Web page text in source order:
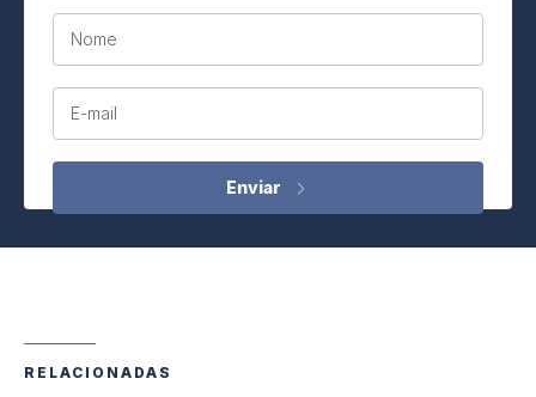
Nome
E-mail
RELACIONADAS